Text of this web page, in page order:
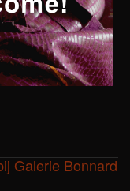
Galerie Bonnard